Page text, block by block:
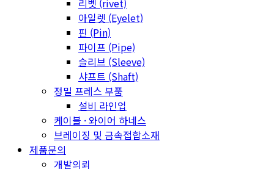
리벳 (rivet)
아일렛 (Eyelet)
핀 (Pin)
파이프 (Pipe)
슬리브 (Sleeve)
샤프트 (Shaft)
정밀 프레스 부품
설비 라인업
케이블 · 와이어 하네스
브레이징 및 금속접합소재
제품문의
개발의뢰